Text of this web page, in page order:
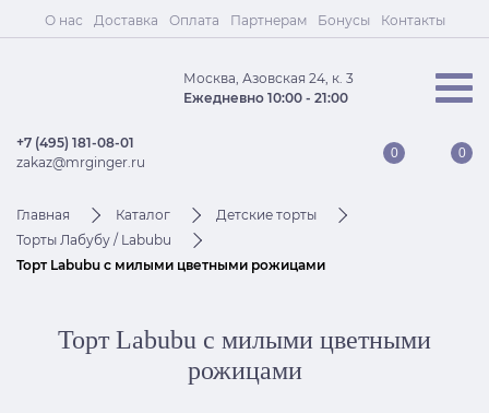
О нас Доставка Оплата Партнерам Бонусы Контакты
Москва, Азовская 24, к. 3
Ежедневно 10:00 - 21:00
0 0
+7 (495) 181-08-01
zakaz@mrginger.ru
Главная Каталог
Детские торты
Торты Лабубу / Labubu
Торт Labubu с милыми цветными рожицами
Торт Labubu с милыми цветными
рожицами